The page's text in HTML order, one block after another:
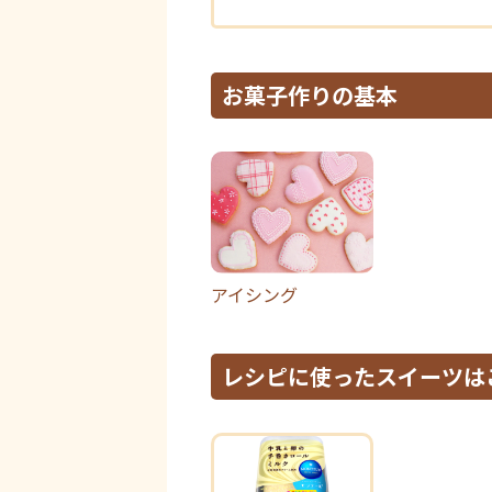
お菓子作りの基本
アイシング
レシピに使ったスイーツ